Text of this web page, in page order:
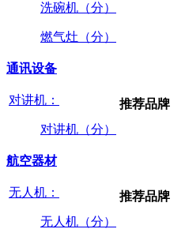
洗碗机（分）
燃气灶（分）
通讯设备
对讲机：
对讲机（分）
推荐品牌
航空器材
无人机：
无人机（分）
推荐品牌